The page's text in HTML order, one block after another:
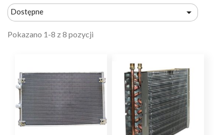
Dostępne 
Pokazano 1-8 z 8 pozycji